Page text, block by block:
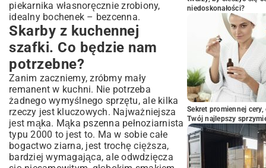
piekarnika własnoręcznie zrobiony,
idealny bochenek – bezcenna.
Skarby z kuchennej
szafki. Co będzie nam
potrzebne?
Zanim zaczniemy, zróbmy mały
remanent w kuchni. Nie potrzeba
żadnego wymyślnego sprzętu, ale kilka
rzeczy jest kluczowych. Najważniejsza
jest mąka. Mąka pszenna pełnoziarnista
typu 2000 to jest to. Ma w sobie całe
bogactwo ziarna, jest trochę cięższa,
bardziej wymagająca, ale odwdzięcza
niedoskonałości?
Sekret promiennej
Twój najlepszy